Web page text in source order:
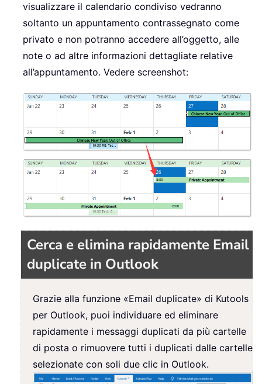
visualizzare il calendario condiviso vedranno
soltanto un appuntamento contrassegnato come
privato e non potranno accedere all’oggetto, alle
note o ad altre informazioni dettagliate relative
all’appuntamento. Vedere screenshot:
Cerca e elimina rapidamente Email
duplicate in Outlook
Grazie alla funzione «Email duplicate» di Kutools
per Outlook, puoi individuare ed eliminare
rapidamente i messaggi duplicati da più cartelle
di posta o rimuovere tutti i duplicati dalle cartelle
selezionate con soli due clic in Outlook.